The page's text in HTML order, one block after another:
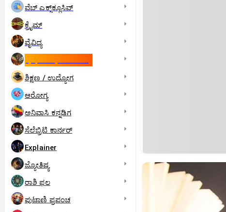
ವೆಬ್ ಎಕ್ಸ್‌ಕ್ಲೂಸಿವ್
ಕ್ರೈಮ್
ವೈವಿಧ್ಯ
ಶಿಕ್ಷಣ / ಉದ್ಯೋಗ
ಆರೋಗ್ಯ
ಅನಿವಾಸಿ ಕನ್ನಡಿಗ
ಸೆಲೆಬ್ರಿಟಿ ಕಾರ್ನರ್‌
Explainer
ಜ್ಯೋತಿಷ್ಯ
ರಾಶಿ ಫಲ
ಪುಟಾಣಿ ಪ್ರಪಂಚ